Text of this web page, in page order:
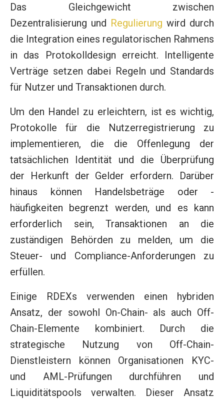
Das Gleichgewicht zwischen
Dezentralisierung und Regulierung wird durch
die Integration eines regulatorischen Rahmens
in das Protokolldesign erreicht. Intelligente
Verträge setzen dabei Regeln und Standards
für Nutzer und Transaktionen durch.
Um den Handel zu erleichtern, ist es wichtig,
Protokolle für die Nutzerregistrierung zu
implementieren, die die Offenlegung der
tatsächlichen Identität und die Überprüfung
der Herkunft der Gelder erfordern. Darüber
hinaus können Handelsbeträge oder -
häufigkeiten begrenzt werden, und es kann
erforderlich sein, Transaktionen an die
zuständigen Behörden zu melden, um die
Steuer- und Compliance-Anforderungen zu
erfüllen.
Einige RDEXs verwenden einen hybriden
Ansatz, der sowohl On-Chain- als auch Off-
Chain-Elemente kombiniert. Durch die
strategische Nutzung von Off-Chain-
Dienstleistern können Organisationen KYC-
und AML-Prüfungen durchführen und
Liquiditätspools verwalten. Dieser Ansatz